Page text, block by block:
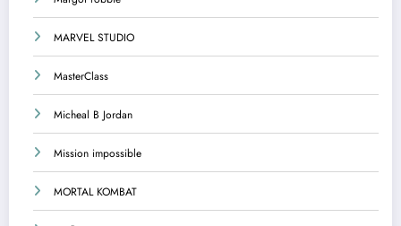
MARVEL STUDIO
MasterClass
Micheal B Jordan
Mission impossible
MORTAL KOMBAT